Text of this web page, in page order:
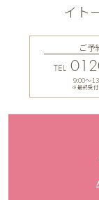
イト
ご予
TEL
9:00〜
※最終受